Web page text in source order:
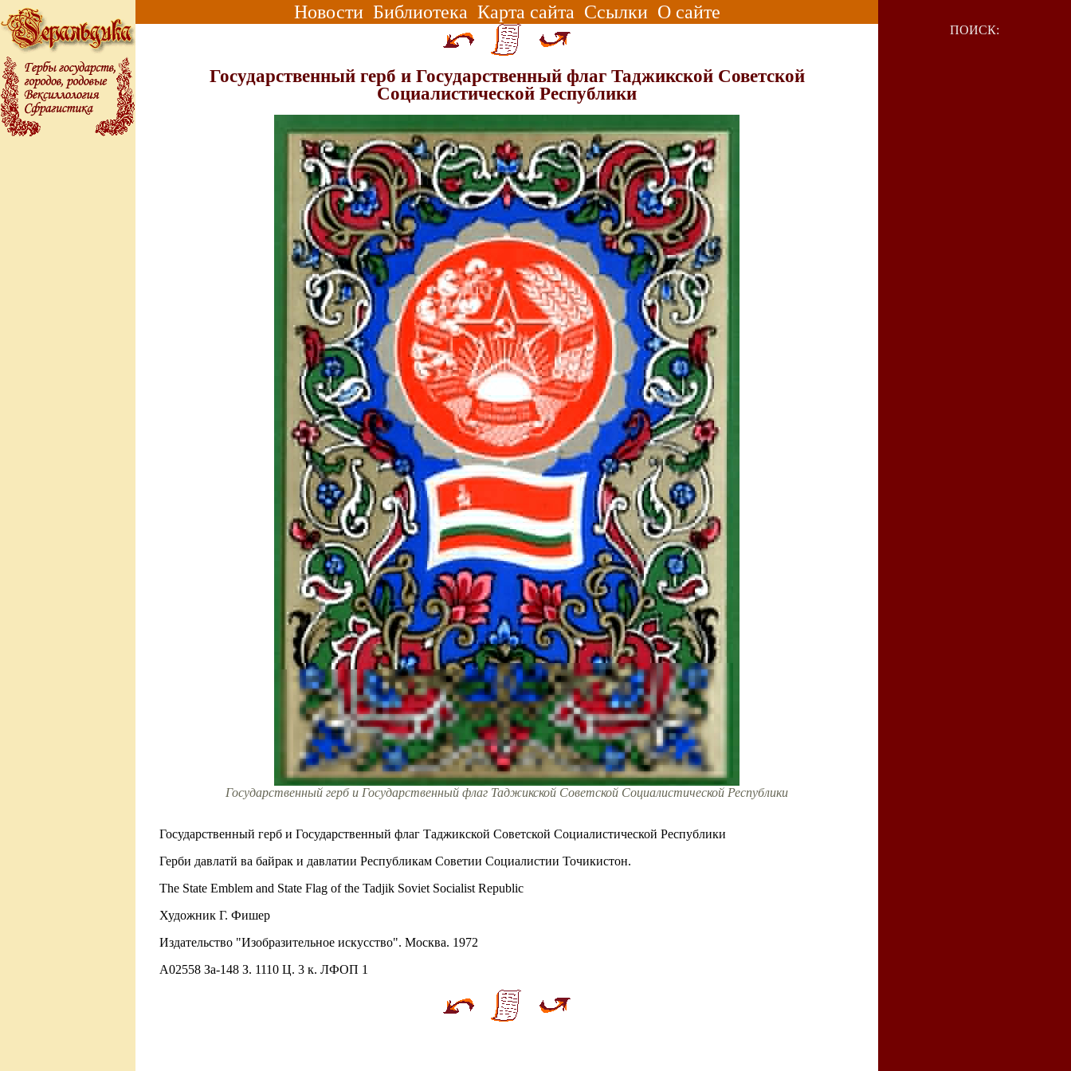
Новости Библиотека Карта сайта Ссылки О сайте
Государственный герб и Государственный флаг Таджикской Советской
Социалистической Республики
Государственный герб и Государственный флаг Таджикской Советской Социалистической Республики
Государственный герб и Государственный флаг Таджикской Советской Социалистической Республики
Герби давлатй ва байрак и давлатии Республикам Советии Социалистии Точикистон.
The State Emblem and State Flag of the Tadjik Soviet Socialist Republic
Художник Г. Фишер
Издательство "Изобразительное искусство". Москва. 1972
А02558 За-148 З. 1110 Ц. 3 к. ЛФОП 1
ПОИСК: